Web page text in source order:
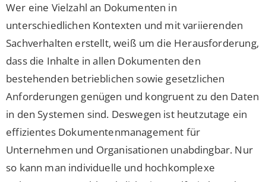
Wer eine Vielzahl an Dokumenten in
unterschiedlichen Kontexten und mit variierenden
Sachverhalten erstellt, weiß um die Herausforderung,
dass die Inhalte in allen Dokumenten den
bestehenden betrieblichen sowie gesetzlichen
Anforderungen genügen und kongruent zu den Daten
in den Systemen sind. Deswegen ist heutzutage ein
effizientes Dokumentenmanagement für
Unternehmen und Organisationen unabdingbar. Nur
so kann man individuelle und hochkomplexe